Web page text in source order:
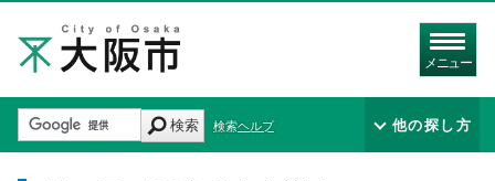
メニュー
検索 検索ヘルプ 他の探し方